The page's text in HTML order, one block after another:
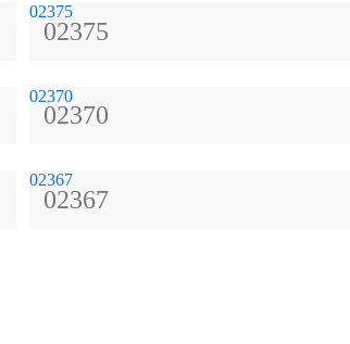
02375
02375
02370
02370
02367
02367